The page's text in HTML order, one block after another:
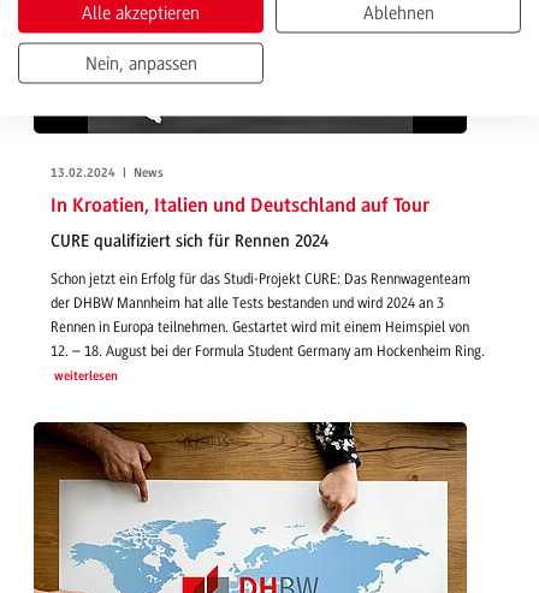
13.02.2024 | News
In Kroatien, Italien und Deutschland auf Tour
CURE qualifiziert sich für Rennen 2024
Schon jetzt ein Erfolg für das Studi-Projekt CURE: Das Rennwagenteam
der DHBW Mannheim hat alle Tests bestanden und wird 2024 an 3
Rennen in Europa teilnehmen. Gestartet wird mit einem Heimspiel von
12. – 18. August bei der Formula Student Germany am Hockenheim Ring.
weiterlesen
Alle akzeptieren Ablehnen
Nein, anpassen